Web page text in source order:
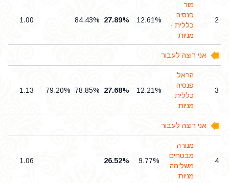
2
מור
פנסיה
כללית -
מניות
12.61%
27.89%
84.43%
1.00
אני רוצה לעבור
3
הראל
פנסיה
כללית
מניות
12.21%
27.68%
78.85%
79.20%
1.13
אני רוצה לעבור
4
מנורה
מבטחים
משלימה
מניות
9.77%
26.52%
1.06